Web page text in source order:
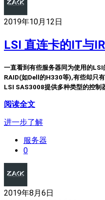
2019年10月12日
LSI 直连卡的IT与
一直看到有些服务器同为使用的
RAID(如Dell的H330等),有些却只
LSI SAS3008提供多种类型的控制
阅读全文
进一步了解
服务器
0
2019年8月6日